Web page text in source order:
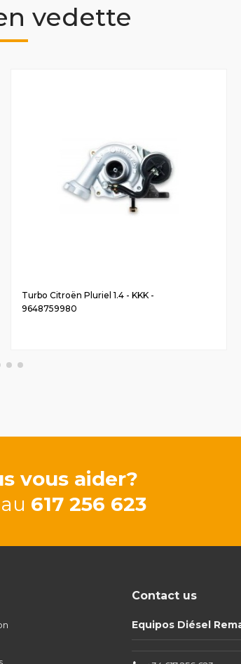
vedette
Turbo Citroën Pluriel 1.4 - KKK -
9648759980
vous aider?
617 256 623
Contact us
Equipos Diésel